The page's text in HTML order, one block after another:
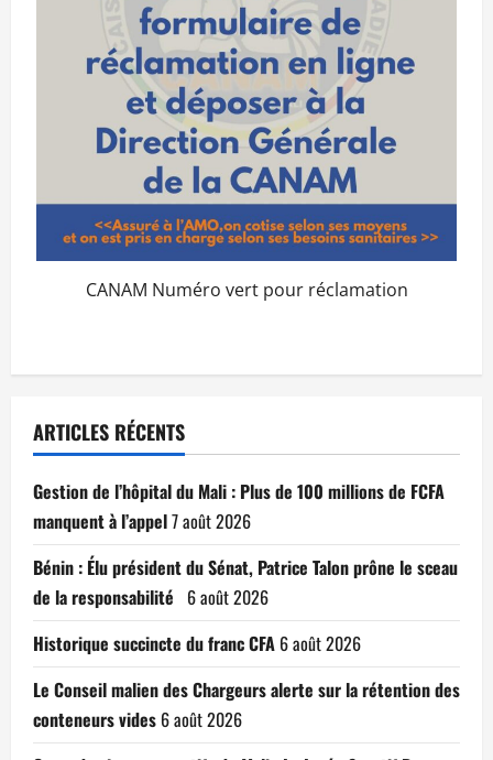
CANAM Numéro vert pour réclamation
ARTICLES RÉCENTS
Gestion de l’hôpital du Mali : Plus de 100 millions de FCFA
manquent à l’appel7 août 2026
Bénin : Élu président du Sénat, Patrice Talon prône le sceau
de la responsabilité 6 août 2026
Historique succincte du franc CFA 6 août 2026
Le Conseil malien des Chargeurs alerte sur la rétention des
conteneurs vides 6 août 2026